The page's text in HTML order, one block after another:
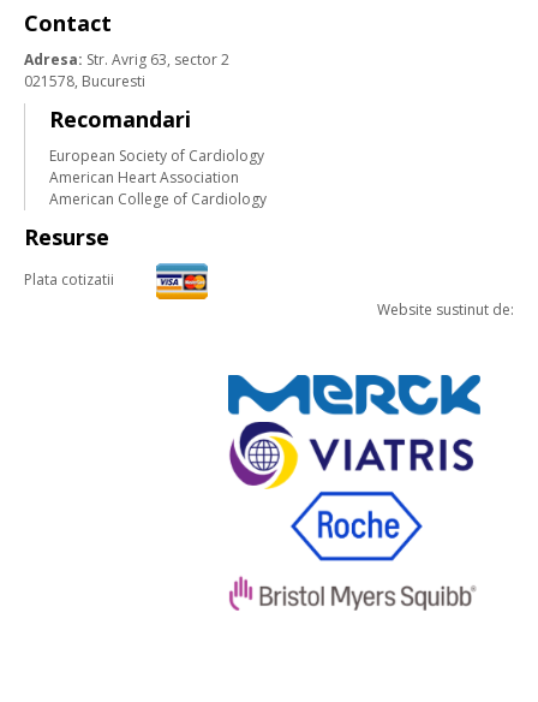
Contact
Adresa: Str. Avrig 63, sector 2
021578, Bucuresti
Recomandari
European Society of Cardiology
American Heart Association
American College of Cardiology
Resurse
Plata cotizatii
Website sustinut de: